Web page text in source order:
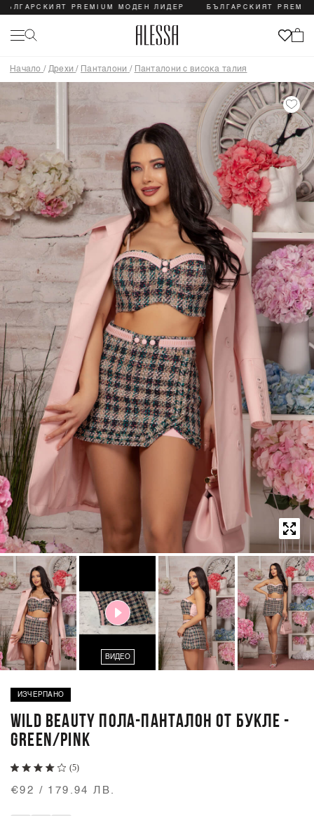
PREMIUM МОДЕН ЛИДЕР БЪЛГАРСКИЯТ PREMIUM
Начало / Дрехи / Панталони / Панталони с висока талия
ВИДЕО
ИЗЧЕРПАНО
WILD BEAUTY ПОЛА-ПАНТАЛОН ОТ БУКЛЕ -
GREEN/PINK
(5)
€92 / 179.94 ЛВ.